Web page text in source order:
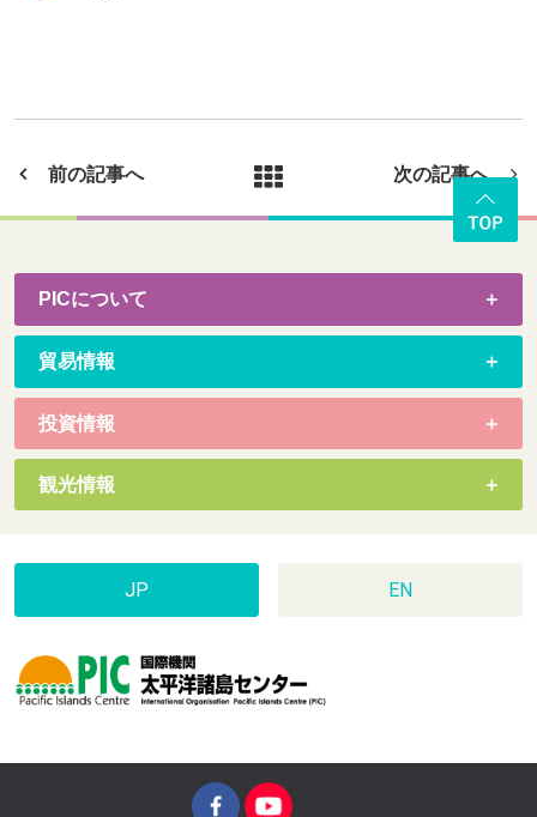
前の記事へ 次の記事へ
PICについて
貿易情報
投資情報
観光情報
JP EN